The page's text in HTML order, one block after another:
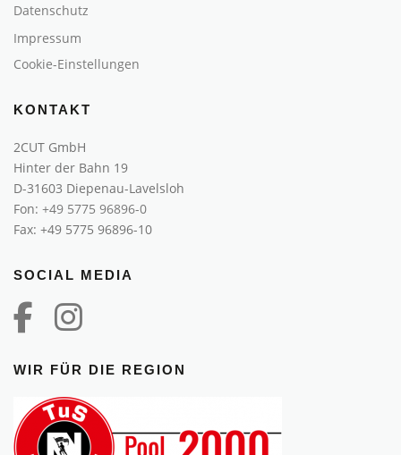
Datenschutz
Impressum
Cookie-Einstellungen
KONTAKT
2CUT GmbH
Hinter der Bahn 19
D-31603 Diepenau-Lavelsloh
Fon: +49 5775 96896-0
Fax: +49 5775 96896-10
SOCIAL MEDIA
WIR FÜR DIE REGION